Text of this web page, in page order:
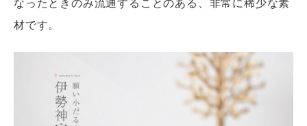
なったときのみ流通することのある、非常に稀少な素
材です。